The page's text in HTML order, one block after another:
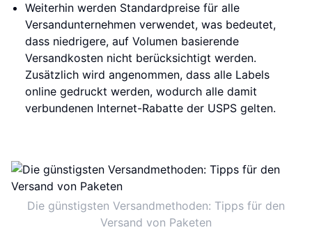
Weiterhin werden Standardpreise für alle
Versandunternehmen verwendet, was bedeutet,
dass niedrigere, auf Volumen basierende
Versandkosten nicht berücksichtigt werden.
Zusätzlich wird angenommen, dass alle Labels
online gedruckt werden, wodurch alle damit
verbundenen Internet-Rabatte der USPS gelten.
Die günstigsten Versandmethoden: Tipps für den
Versand von Paketen